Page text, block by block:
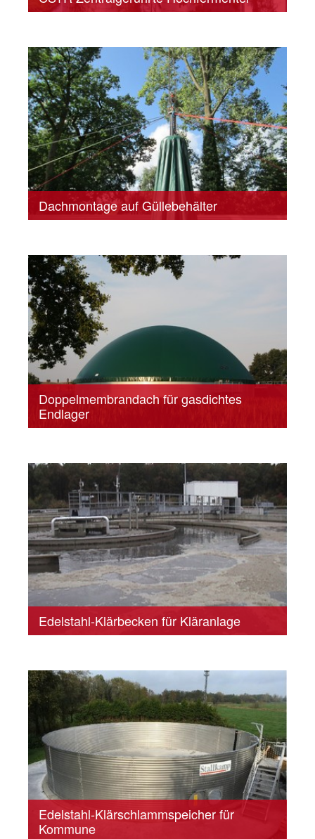
Dachmontage auf Güllebehälter
Doppelmembrandach für gasdichtes
Endlager
Edelstahl-Klärbecken für Kläranlage
Edelstahl-Klärschlammspeicher für
Kommune